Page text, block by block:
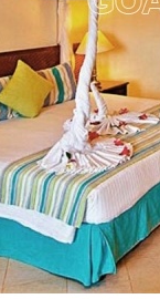
ŠIAURINĖ AFRIKA